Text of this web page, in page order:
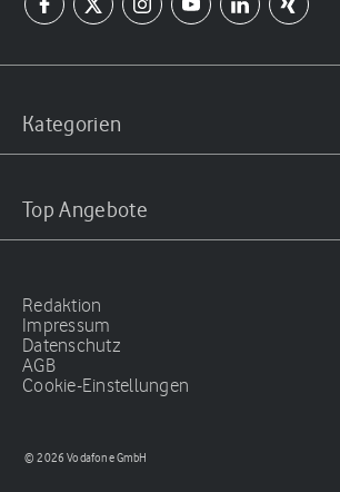
Kategorien
Top Angebote
Redaktion
Impressum
Datenschutz
AGB
Cookie-Einstellungen
© 2026 Vodafone GmbH